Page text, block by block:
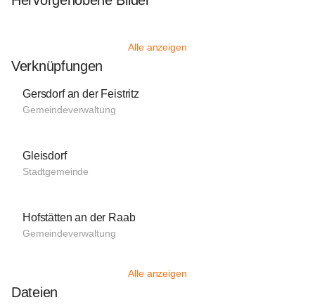
Alle anzeigen
Verknüpfungen
Gersdorf an der Feistritz
Gemeindeverwaltung
Gleisdorf
Stadtgemeinde
Hofstätten an der Raab
Gemeindeverwaltung
Alle anzeigen
Dateien